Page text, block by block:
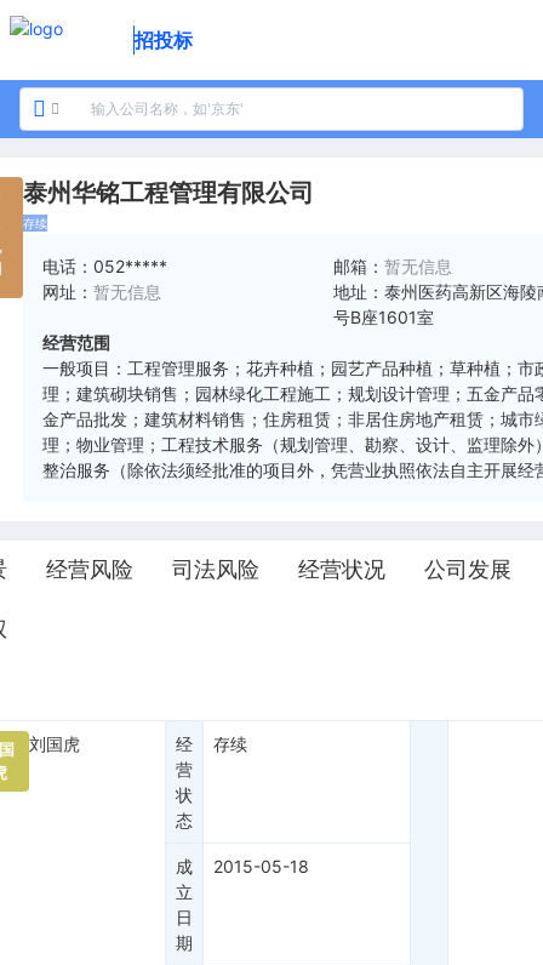
招投标
泰州华铭工程管理有限公司
存续
电话：052***** 邮箱： 暂无信息
网址：暂无信息 地址： 泰州医药高新区海陵
号B座1601室
经营范围
一般项目：工程管理服务；花卉种植；园艺产品种植；草种植；市
理；建筑砌块销售；园林绿化工程施工；规划设计管理；五金产品
金产品批发；建筑材料销售；住房租赁；非居住房地产租赁；城市
理；物业管理；工程技术服务（规划管理、勘察、设计、监理除外
整治服务（除依法须经批准的项目外，凭营业执照依法自主开展经
经营风险 司法风险 经营状况 公司发展
刘国虎
经
营
状
态
存续
成
立
日
期
2015-05-18